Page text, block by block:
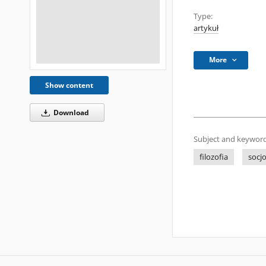
Show content
Download
Type:
artykuł
More
Subject and
filozofia